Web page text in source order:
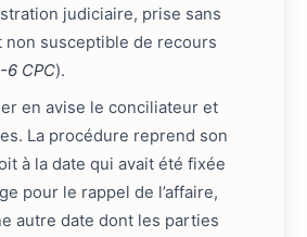
judiciaire, prise sans
non susceptible de recours
6 CPC).
en avise le conciliateur et
La procédure reprend son
à la date qui avait été fixée
pour le rappel de l’affaire,
autre date dont les parties